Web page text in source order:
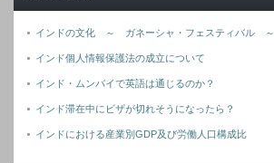
インドの文化 ～ ガネーシャ・フェスティバル ～
インド個人情報保護法の成立について
インド・ムンバイで英語は通じるのか？
インド滞在中にビザが切れそうになったら？
インドにおける産業別GDP及び労働人口構成比